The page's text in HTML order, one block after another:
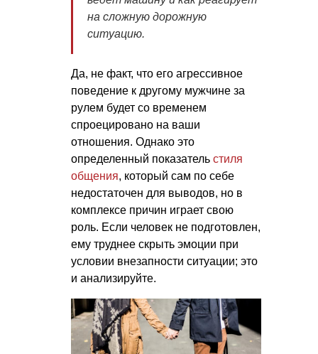
на сложную дорожную
ситуацию.
Да, не факт, что его агрессивное
поведение к другому мужчине за
рулем будет со временем
спроецировано на ваши
отношения. Однако это
определенный показатель стиля
общения, который сам по себе
недостаточен для выводов, но в
комплексе причин играет свою
роль. Если человек не подготовлен,
ему труднее скрыть эмоции при
условии внезапности ситуации; это
и анализируйте.